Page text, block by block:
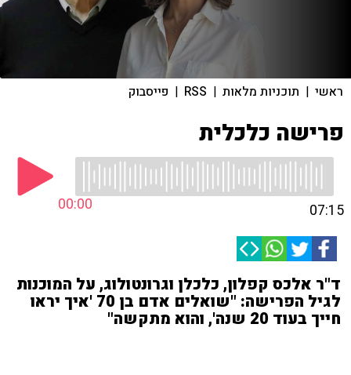
ראשי | תוכניות מלאות |
RSS
| פייסבוק
פרישה כלכלית
00:00 07:15
ד"ר אלכס קפלון, כלכלן וגרונטולוג, על המוכנות
לגיל הפרישה: "שואלים אדם בן 70 'איך יראו
חייך בעוד 20 שנה', והוא מתקשה"